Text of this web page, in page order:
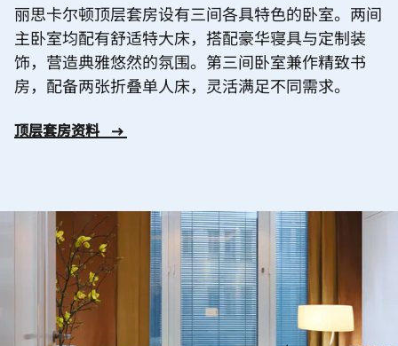
丽思卡尔顿顶层套房设有三间各具特色的卧室。两间
主卧室均配有舒适特大床，搭配豪华寝具与定制装
饰，营造典雅悠然的氛围。第三间卧室兼作精致书
房，配备两张折叠单人床，灵活满足不同需求。
顶层套房资料